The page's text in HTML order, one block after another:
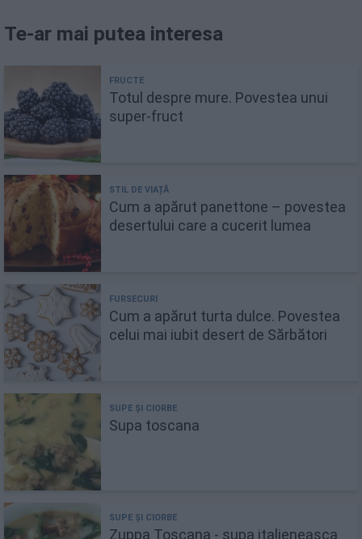
Te-ar mai putea interesa
Totul despre mure. Povestea unui
super-fruct
Cum a apărut panettone – povestea
desertului care a cucerit lumea
Cum a apărut turta dulce. Povestea
celui mai iubit desert de Sărbători
Supa toscana
Zuppa Toscana - supa italieneasca